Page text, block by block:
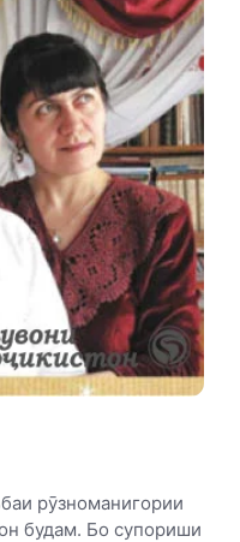
рӯзноманигории
будам. Бо супориши